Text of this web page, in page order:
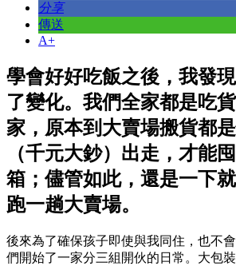
分享
傳送
A+
學會好好吃飯之後，我發
了變化。我們全家都是吃
家，原本到大賣場搬貨都
（千元大鈔）出走，才能
箱；儘管如此，還是一下
跑一趟大賣場。
後來為了確保孩子即使與我同住，也不
們開始了一家分三組開伙的日常。大包